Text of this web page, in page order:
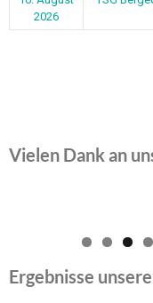
2026
Vielen Dank an
Ergebnisse